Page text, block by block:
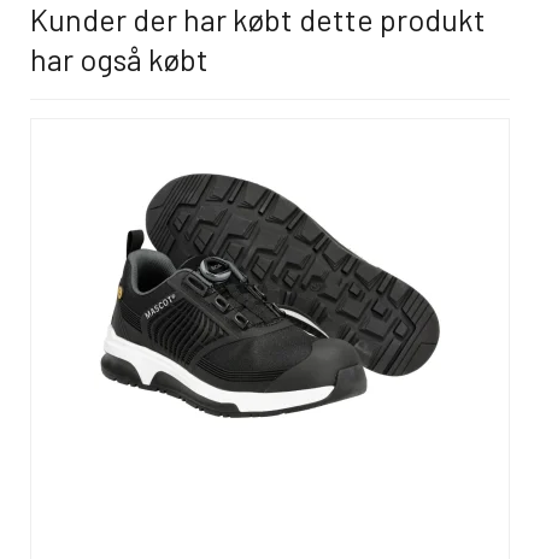
Kunder der har købt dette produkt
har også købt